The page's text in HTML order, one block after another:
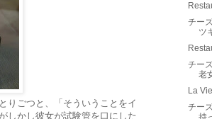
りごつと、「そういうことをイ
しかし彼女が試験管を口にした
チー
ツ
チー
老
La
チー